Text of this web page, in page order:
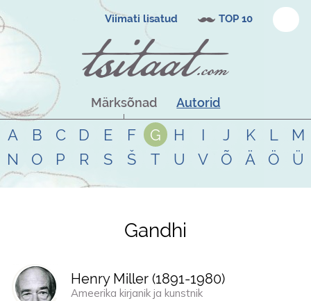
Viimati lisatud TOP 10
Märksõnad Autorid
A B C D E F G H I J K L
M
N
O P R S Š T U V Õ Ä Ö Ü
Tsitaadid teemalgandhi
Gandhi
Henry Miller (1891-1980)
Ameerika kirjanik ja kunstnik